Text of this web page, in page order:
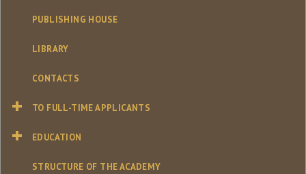
PUBLISHING HOUSE
LIBRARY
CONTACTS
TO FULL-TIME APPLICANTS
EDUCATION
STRUCTURE OF THE ACADEMY